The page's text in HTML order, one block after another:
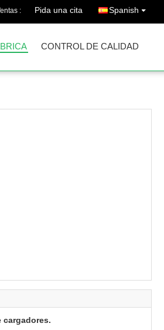
: Pida una cita Spanish
CONTROL DE CALIDAD